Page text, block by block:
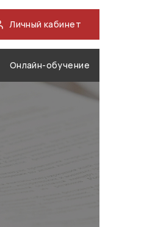
Личный кабинет
Онлайн-обучение